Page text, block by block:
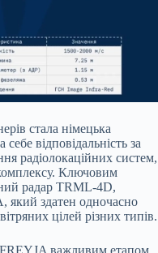
стала німецька
відповідальність за
радіолокаційних систем,
Ключовим
радар TRML-4D,
який здатен одночасно
цілей різних типів.